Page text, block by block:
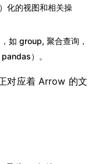
化的视图和相关操
如 group, 聚合查询，
）。
对应着 Arrow 的文